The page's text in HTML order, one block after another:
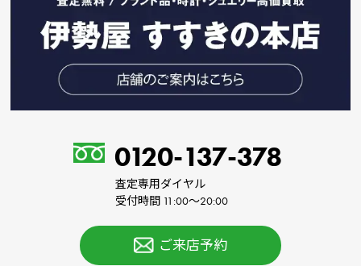
0120-137-378
査定専用ダイヤル
受付時間 11:00～20:00
ご来店予約